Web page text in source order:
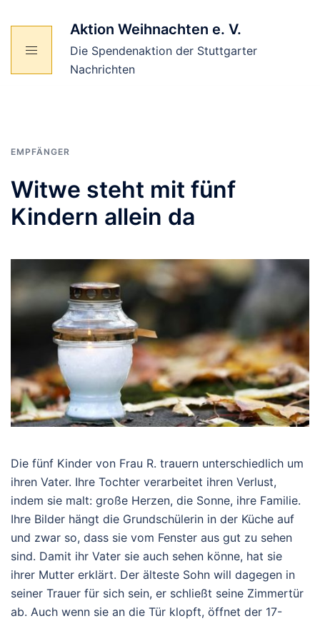
Inhalt
springen
Aktion Weihnachten e. V.
Die Spendenaktion der Stuttgarter
Nachrichten
EMPFÄNGER
Witwe steht mit fünf
Kindern allein da
Die fünf Kinder von Frau R. trauern unterschiedlich um
ihren Vater. Ihre Tochter verarbeitet ihren Verlust,
indem sie malt: große Herzen, die Sonne, ihre Familie.
Ihre Bilder hängt die Grundschülerin in der Küche auf
und zwar so, dass sie vom Fenster aus gut zu sehen
sind. Damit ihr Vater sie auch sehen könne, hat sie
ihrer Mutter erklärt. Der älteste Sohn will dagegen in
seiner Trauer für sich sein, er schließt seine Zimmertür
ab. Auch wenn sie an die Tür klopft, öffnet der 17-